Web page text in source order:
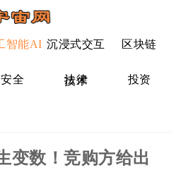
智能AI 沉浸式交互
技术
区块链
安全 法律 投资
变数！竞购方给出